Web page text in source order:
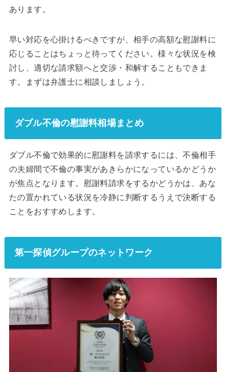
あります。
早い対応を心掛けるべきですが、相手の高額な慰謝料に
応じることはちょっと待ってください。様々な状況を検
討し、適切な請求額へと交渉・和解することもできま
す。まずは弁護士に相談しましょう。
ダブル不倫の慰謝料相場まとめ
ダブル不倫で効果的に慰謝料を請求するには、不倫相手
の夫婦間で不倫の事実があきらかになっているかどうか
が焦点となります。慰謝料請求をするかどうかは、あな
たの置かれている状況を冷静に判断するうえで決断する
ことをおすすめします。
第一探偵グループのネットワーク